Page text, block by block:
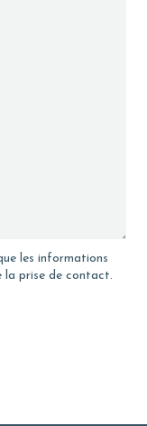
les informations
la prise de contact.